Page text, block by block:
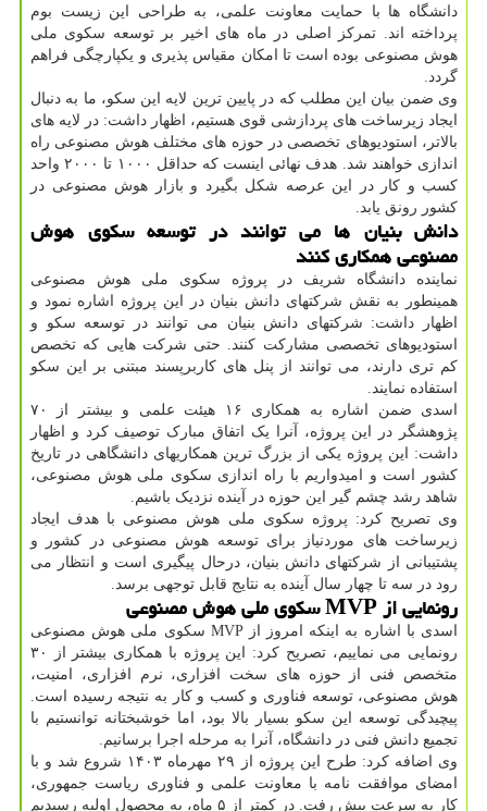
دانشگاه ها با حمایت معاونت علمی، به طراحی این زیست بوم
پرداخته اند. تمرکز اصلی در ماه های اخیر بر توسعه سکوی ملی
هوش مصنوعی بوده است تا امکان مقیاس پذیری و یکپارچگی فراهم
گردد.
وی ضمن بیان این مطلب که در پایین ترین لایه این سکو، ما به دنبال
ایجاد زیرساخت های پردازشی قوی هستیم، اظهار داشت: در لایه های
بالاتر، استودیوهای تخصصی در حوزه های مختلف هوش مصنوعی راه
اندازی خواهند شد. هدف نهائی اینست که حداقل ۱۰۰۰ تا ۲۰۰۰ واحد
کسب و کار در این عرصه شکل بگیرد و بازار هوش مصنوعی در
کشور رونق یابد.
دانش بنیان ها می توانند در توسعه سکوی هوش
مصنوعی همکاری کنند
نماینده دانشگاه شریف در پروژه سکوی ملی هوش مصنوعی
همینطور به نقش شرکتهای دانش بنیان در این پروژه اشاره نمود و
اظهار داشت: شرکتهای دانش بنیان می توانند در توسعه سکو و
استودیوهای تخصصی مشارکت کنند. حتی شرکت هایی که تخصص
کم تری دارند، می توانند از پنل های کاربرپسند مبتنی بر این سکو
استفاده نمایند.
اسدی ضمن اشاره به همکاری ۱۶ هیئت علمی و بیشتر از ۷۰
پژوهشگر در این پروژه، آنرا یک اتفاق مبارک توصیف کرد و اظهار
داشت: این پروژه یکی از بزرگ ترین همکاریهای دانشگاهی در تاریخ
کشور است و امیدواریم با راه اندازی سکوی ملی هوش مصنوعی،
شاهد رشد چشم گیر این حوزه در آینده نزدیک باشیم.
وی تصریح کرد: پروژه سکوی ملی هوش مصنوعی با هدف ایجاد
زیرساخت های موردنیاز برای توسعه هوش مصنوعی در کشور و
پشتیبانی از شرکتهای دانش بنیان، درحال پیگیری است و انتظار می
رود در سه تا چهار سال آینده به نتایج قابل توجهی برسد.
رونمایی از MVP سکوی ملی هوش مصنوعی
اسدی با اشاره به اینکه امروز از MVP سکوی ملی هوش مصنوعی
رونمایی می نماییم، تصریح کرد: این پروژه با همکاری بیشتر از ۳۰
متخصص فنی از حوزه های سخت افزاری، نرم افزاری، امنیت،
هوش مصنوعی، توسعه فناوری و کسب و کار به نتیجه رسیده است.
پیچیدگی توسعه این سکو بسیار بالا بود، اما خوشبختانه توانستیم با
تجمیع دانش فنی در دانشگاه، آنرا به مرحله اجرا برسانیم.
وی اضافه کرد: طرح این پروژه از ۲۹ مهرماه ۱۴۰۳ شروع شد و با
امضای موافقت نامه با معاونت علمی و فناوری ریاست جمهوری،
کار به سرعت پیش رفت. در کمتر از ۵ ماه، به محصول اولیه رسیدیم